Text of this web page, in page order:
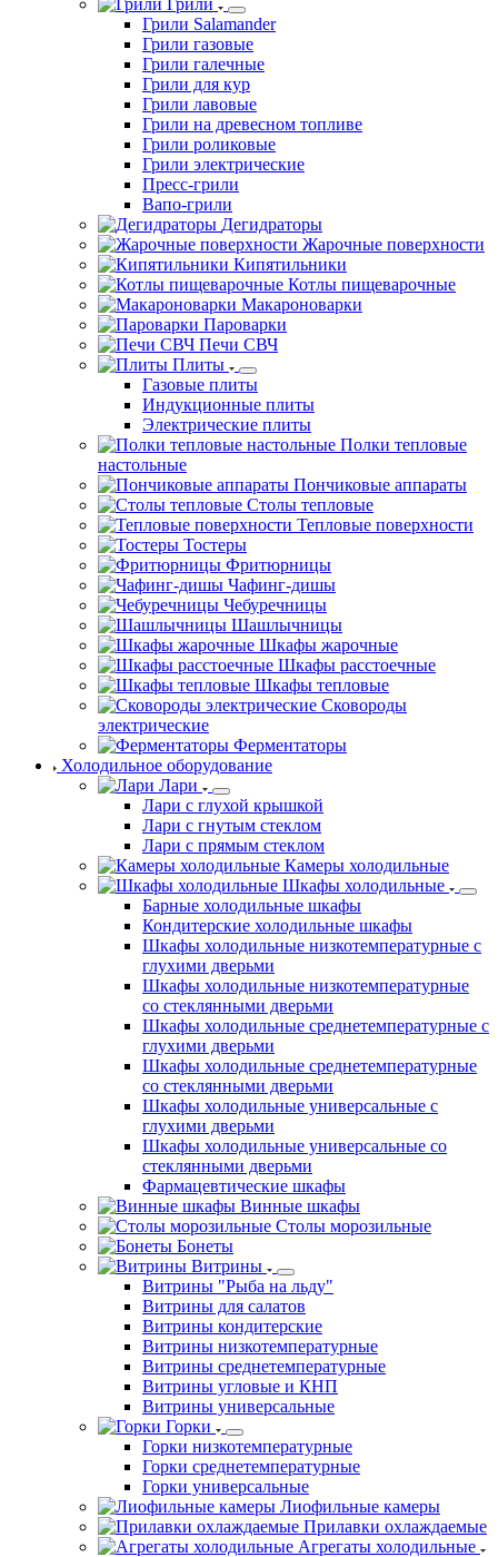
Грили Salamander
Грили газовые
Грили галечные
Грили для кур
Грили лавовые
Грили на древесном топливе
Грили роликовые
Грили электрические
Пресс-грили
Вапо-грили
Дегидраторы
Жарочные поверхности
Кипятильники
Котлы пищеварочные
Макароноварки
Пароварки
Печи СВЧ
Плиты
Газовые плиты
Индукционные плиты
Электрические плиты
Полки тепловые
настольные
Пончиковые аппараты
Столы тепловые
Тепловые поверхности
Тостеры
Фритюрницы
Чафинг-дишы
Чебуречницы
Шашлычницы
Шкафы жарочные
Шкафы расстоечные
Шкафы тепловые
Сковороды
электрические
Ферментаторы
Холодильное оборудование
Лари
Лари с глухой крышкой
Лари с гнутым стеклом
Лари с прямым стеклом
Камеры холодильные
Шкафы холодильные
Барные холодильные шкафы
Кондитерские холодильные шкафы
Шкафы холодильные низкотемпературные с
глухими дверьми
Шкафы холодильные низкотемпературные
со стеклянными дверьми
Шкафы холодильные среднетемпературные с
глухими дверьми
Шкафы холодильные среднетемпературные
со стеклянными дверьми
Шкафы холодильные универсальные с
глухими дверьми
Шкафы холодильные универсальные со
стеклянными дверьми
Фармацевтические шкафы
Винные шкафы
Столы морозильные
Бонеты
Витрины
Витрины "Рыба на льду"
Витрины для салатов
Витрины кондитерские
Витрины низкотемпературные
Витрины среднетемпературные
Витрины угловые и КНП
Витрины универсальные
Горки
Горки низкотемпературные
Горки среднетемпературные
Горки универсальные
Лиофильные камеры
Прилавки охлаждаемые
Агрегаты холодильные